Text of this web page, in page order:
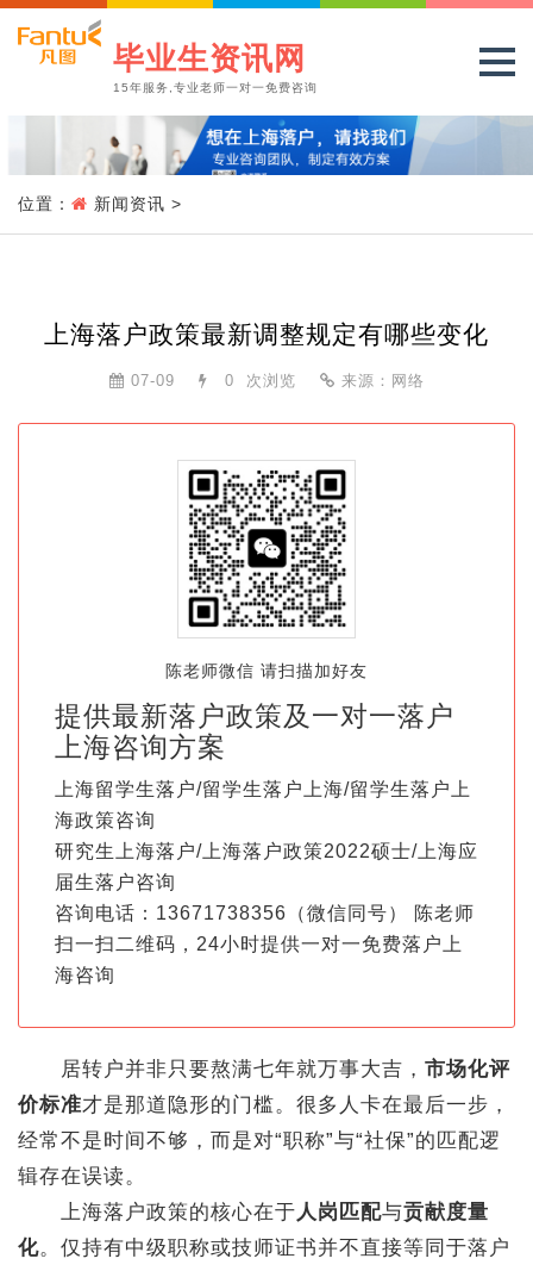
毕业生资讯网
15年服务,专业老师一对一免费咨询
位置： 新闻资讯 >
上海落户政策最新调整规定有哪些变化
07-09 0 次浏览 来源：网络
陈老师微信 请扫描加好友
提供最新落户政策及一对一落户
上海咨询方案
上海留学生落户/留学生落户上海/留学生落户上
海政策咨询
研究生上海落户/上海落户政策2022硕士/上海应
届生落户咨询
咨询电话：13671738356（微信同号） 陈老师
扫一扫二维码，24小时提供一对一免费落户上
海咨询
居转户并非只要熬满七年就万事大吉， 市场化评
价标准才是那道隐形的门槛。很多人卡在最后一步，
经常不是时间不够，而是对“职称”与“社保”的匹配逻
辑存在误读。
上海落户政策的核心在于人岗匹配与贡献度量
化。仅持有中级职称或技师证书并不直接等同于落户